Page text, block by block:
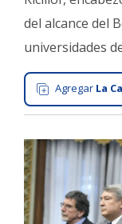
Cultura
Tecnología
Gastronomía
Salud
Interés
General
La
Ciudad
del alcance del
universidades
Agregar La